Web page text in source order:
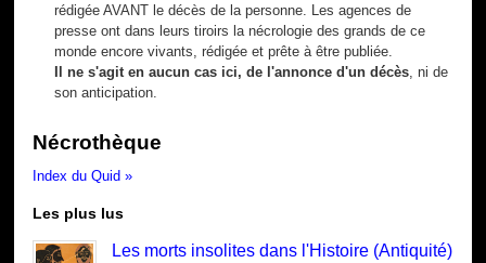
rédigée AVANT le décès de la personne. Les agences de
presse ont dans leurs tiroirs la nécrologie des grands de ce
monde encore vivants, rédigée et prête à être publiée.
Il ne s'agit en aucun cas ici, de l'annonce d'un décès , ni de
son anticipation.
Nécrothèque
Index du Quid »
Les plus lus
Les morts insolites dans l'Histoire (Antiquité)